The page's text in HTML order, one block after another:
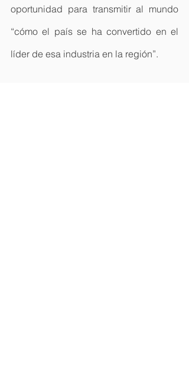
oportunidad para transmitir al mundo
“cómo el país se ha convertido en el
líder de esa industria en la región”.